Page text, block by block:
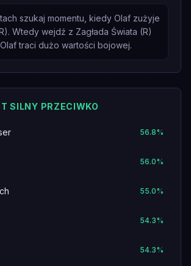
szukaj momentu, kiedy Olaf zużyje
Wtedy wejdź z Zagłada Świata (R)
traci dużo wartości bojowej.
SILNY PRZECIWKO
56.8%
56.0%
55.0%
54.3%
54.3%